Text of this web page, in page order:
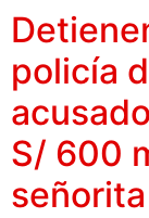
policía
S/ 600
señorita